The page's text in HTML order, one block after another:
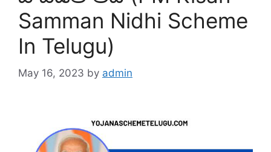
Samman Nidhi Scheme
In Telugu)
May 16, 2023 by admin